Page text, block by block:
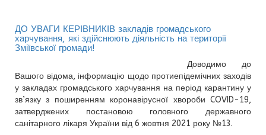
ДО УВАГИ КЕРІВНИКІВ закладів громадського
харчування, які здійснюють діяльність на території
Зміївської громади!
Доводимо до
Вашого відома, інформацію щодо протиепідемічних заходів
у закладах громадського харчування на період карантину у
зв’язку з поширенням коронавірусної хвороби COVID-19,
затверджених постановою головного державного
санітарного лікаря України від 6 жовтня 2021 року №13.